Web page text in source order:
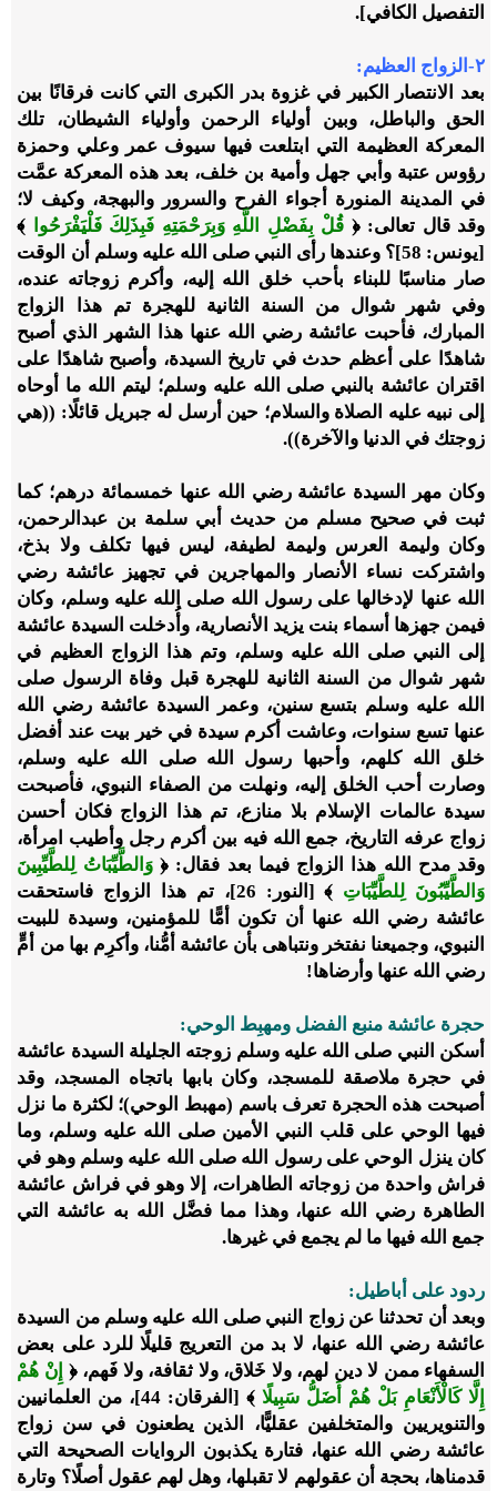
التفصيل الكافي].
٢-الزواج العظيم:
بعد الانتصار الكبير في غزوة بدر الكبرى التي كانت فرقانًا بين
الحق والباطل، وبين أولياء الرحمن وأولياء الشيطان، تلك
المعركة العظيمة التي ابتلعت فيها سيوف عمر وعلي وحمزة
رؤوس عتبة وأبي جهل وأمية بن خلف، بعد هذه المعركة عمَّت
في المدينة المنورة أجواء الفرح والسرور والبهجة، وكيف لا؛
وقد قال تعالى: ﴿ قُلْ بِفَضْلِ اللَّهِ وَبِرَحْمَتِهِ فَبِذَلِكَ فَلْيَفْرَحُوا
﴾
[يونس: 58]؟ وعندها رأى النبي صلى الله عليه وسلم أن الوقت
صار مناسبًا للبناء بأحب خلق الله إليه، وأكرم زوجاته عنده،
وفي شهر شوال من السنة الثانية للهجرة تم هذا الزواج
المبارك، فأحبت عائشة رضي الله عنها هذا الشهر الذي أصبح
شاهدًا على أعظم حدث في تاريخ السيدة، وأصبح شاهدًا على
اقتران عائشة بالنبي صلى الله عليه وسلم؛ ليتم الله ما أوحاه
إلى نبيه عليه الصلاة والسلام؛ حين أرسل له جبريل قائلًا: ((هي
زوجتك في الدنيا والآخرة)).
وكان مهر السيدة عائشة رضي الله عنها خمسمائة درهم؛ كما
ثبت في صحيح مسلم من حديث أبي سلمة بن عبدالرحمن،
وكان وليمة العرس وليمة لطيفة، ليس فيها تكلف ولا بذخ،
واشتركت نساء الأنصار والمهاجرين في تجهيز عائشة رضي
الله عنها لإدخالها على رسول الله صلى الله عليه وسلم، وكان
فيمن جهزها أسماء بنت يزيد الأنصارية، وأُدخلت السيدة عائشة
إلى النبي صلى الله عليه وسلم، وتم هذا الزواج العظيم في
شهر شوال من السنة الثانية للهجرة قبل وفاة الرسول صلى
الله عليه وسلم بتسع سنين، وعمر السيدة عائشة رضي الله
عنها تسع سنوات، وعاشت أكرم سيدة في خير بيت عند أفضل
خلق الله كلهم، وأحبها رسول الله صلى الله عليه وسلم،
وصارت أحب الخلق إليه، ونهلت من الصفاء النبوي، فأصبحت
سيدة عالمات الإسلام بلا منازع، تم هذا الزواج فكان أحسن
زواج عرفه التاريخ، جمع الله فيه بين أكرم رجل وأطيب امرأة،
وقد مدح الله هذا الزواج فيما بعد فقال: ﴿وَالطَّيِّبَاتُ لِلطَّيِّبِينَ
وَالطَّيِّبُونَ لِلطَّيِّبَاتِ
﴾ [النور: 26]، تم هذا الزواج فاستحقت
عائشة رضي الله عنها أن تكون أمًّا للمؤمنين، وسيدة للبيت
النبوي، وجميعنا نفتخر ونتباهى بأن عائشة أمُّنا، وأكرِم بها من أمٍّ
رضي الله عنها وأرضاها!
حجرة عائشة منبع الفضل ومهبِط الوحي:
أسكن النبي صلى الله عليه وسلم زوجته الجليلة السيدة عائشة
في حجرة ملاصقة للمسجد، وكان بابها باتجاه المسجد، وقد
أصبحت هذه الحجرة تعرف باسم (مهبط الوحي)؛ لكثرة ما نزل
فيها الوحي على قلب النبي الأمين صلى الله عليه وسلم، وما
كان ينزل الوحي على رسول الله صلى الله عليه وسلم وهو في
فراش واحدة من زوجاته الطاهرات، إلا وهو في فراش عائشة
الطاهرة رضي الله عنها، وهذا مما فضَّل الله به عائشة التي
جمع الله فيها ما لم يجمع في غيرها.
ردود على أباطيل:
وبعد أن تحدثنا عن زواج النبي صلى الله عليه وسلم من السيدة
عائشة رضي الله عنها، لا بد من التعريج قليلًا للرد على بعض
السفهاء ممن لا دين لهم، ولا خَلاق، ولا ثقافة، ولا فَهم، ﴿ إِنْ هُمْ
إِلَّا كَالْأَنْعَامِ بَلْ هُمْ أَضَلُّ سَبِيلًا
﴾ [الفرقان: 44]، من العلمانيين
والتنويريين والمتخلفين عقليًّا، الذين يطعنون في سن زواج
عائشة رضي الله عنها، فتارة يكذبون الروايات الصحيحة التي
قدمناها، بحجة أن عقولهم لا تقبلها، وهل لهم عقول أصلًا؟ وتارة